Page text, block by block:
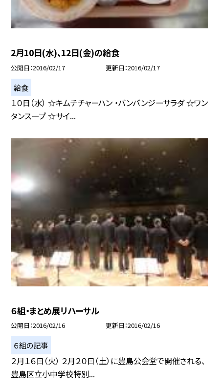
2月10日(水)、12日(金)の給食
公開日 2016/02/17 更新日 2016/02/17
給食
１０日（水） ☆キムチチャーハン ・バンバンジーサラダ ☆ワン
タンスープ ☆サイ...
６組・まとめ展リハーサル
公開日 2016/02/16 更新日 2016/02/16
６組の記事
２月１６日（火） ２月２０日（土）に豊島公会堂で開催される、
豊島区立小中学校特別...